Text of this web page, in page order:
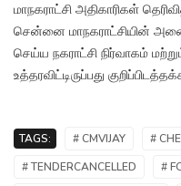
மாநகராட்சி அதிகாரிகள்
சென்னை மாநகராட்சியின்
செய்ய நகராட்சி நிர்வாகம்
உத்தரவிட்டிருப்பது
TAGS: # CMVIJAY
#
# TENDERCANCELLED
#